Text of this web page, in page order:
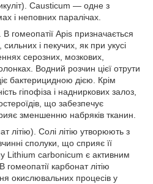
Causticum — одне з
і неповних паралічах.
гомеопатії Apis призначається
і пекучих, як при укусі
серозних, мозкових,
Водний розчин цієї отрути
бактерицидною дією. Крім
гіпофіза і надниркових залоз,
що забезпечує
зменшенню набряків тканин.
літію). Солі літію утворюють з
сполуки, що сприяє її
Lithium carbonicum є активним
карбонат літію
окислювальних процесів у